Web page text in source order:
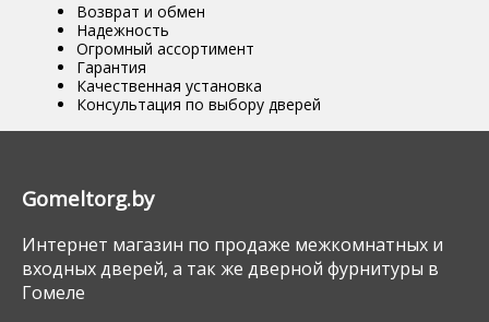
Возврат и обмен
Надежность
Огромный ассортимент
Гарантия
Качественная установка
Консультация по выбору дверей
Gomeltorg.by
Интернет магазин по продаже межкомнатных и
входных дверей, а так же дверной фурнитуры в
Гомеле